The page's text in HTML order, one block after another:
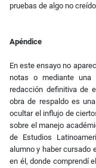
pruebas de algo no
Apéndice
En este ensayo no
notas o mediante
redacción definitiva de
obra de respaldo es
ocultar el influjo de
sobre el manejo
de Estudios
alumno y haber cursado
en él, donde comprendí